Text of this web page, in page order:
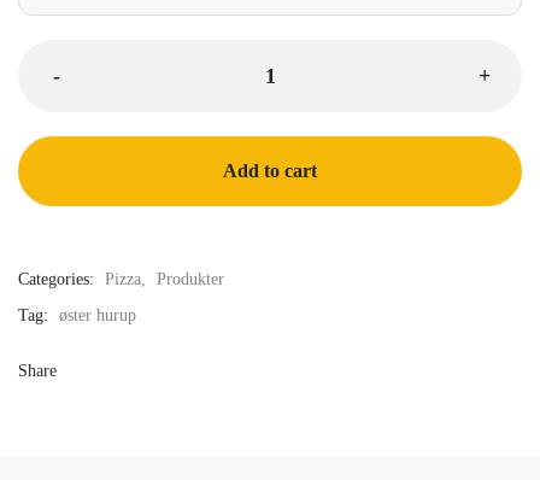
Add to cart
Categories: Pizza,
Produkter
Tag:
øster hurup
Share